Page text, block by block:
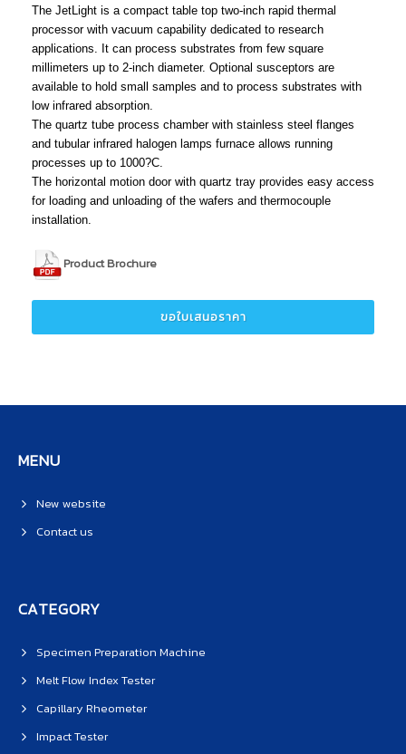
The JetLight is a compact table top two-inch rapid thermal
processor with vacuum capability dedicated to research
applications. It can process substrates from few square
millimeters up to 2-inch diameter. Optional susceptors are
available to hold small samples and to process substrates with
low infrared absorption.
The quartz tube process chamber with stainless steel flanges
and tubular infrared halogen lamps furnace allows running
processes up to 1000?C.
The horizontal motion door with quartz tray provides easy access
for loading and unloading of the wafers and thermocouple
installation.
Product Brochure
ขอใบเสนอราคา
MENU
New website
Contact us
CATEGORY
Specimen Preparation Machine
Melt Flow Index Tester
Capillary Rheometer
Impact Tester